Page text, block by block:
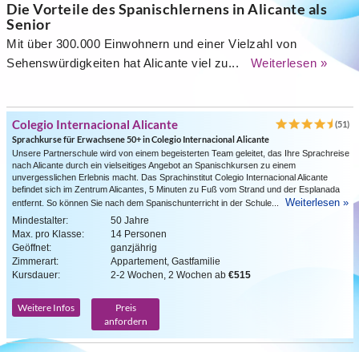
Die Vorteile des Spanischlernens in Alicante als
Senior
Mit über 300.000 Einwohnern und einer Vielzahl von
Sehenswürdigkeiten hat Alicante viel zu...
Weiterlesen »
Colegio Internacional Alicante
(51)
Sprachkurse für Erwachsene 50+ in Colegio Internacional Alicante
Unsere Partnerschule wird von einem begeisterten Team geleitet, das Ihre Sprachreise
nach Alicante durch ein vielseitiges Angebot an Spanischkursen zu einem
unvergesslichen Erlebnis macht. Das Sprachinstitut Colegio Internacional Alicante
befindet sich im Zentrum Alicantes, 5 Minuten zu Fuß vom Strand und der Esplanada
entfernt. So können Sie nach dem Spanischunterricht in der Schule...
Weiterlesen »
Mindestalter:
50 Jahre
Max. pro Klasse:
14 Personen
Geöffnet:
ganzjährig
Zimmerart:
Appartement, Gastfamilie
Kursdauer:
2-2 Wochen, 2 Wochen ab €515
Weitere Infos
Preis
anfordern